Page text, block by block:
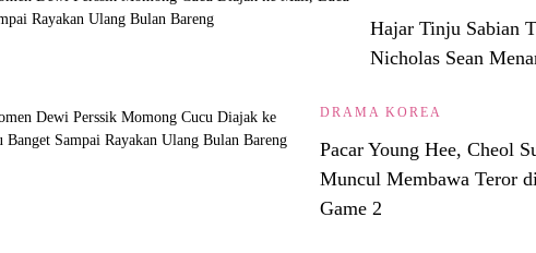
Hajar Tinju Sabian
Nicholas Sean
DRAMA KOREA
Pacar Young Hee, Cheol
Muncul Membawa Teror
Game 2